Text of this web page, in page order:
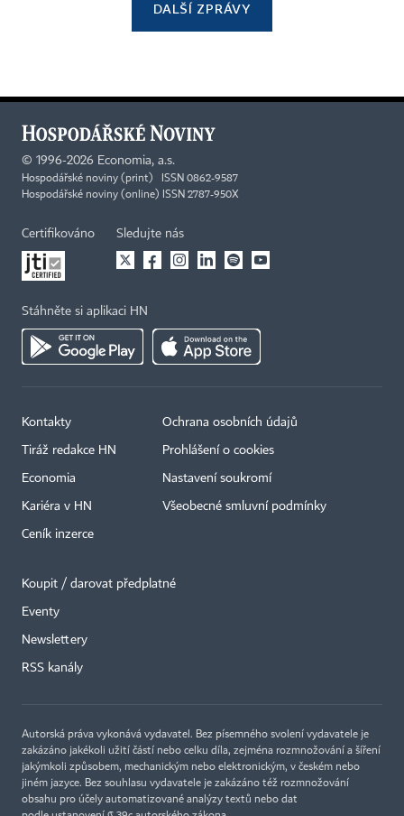
DALŠÍ ZPRÁVY
© 1996-2026 Economia, a.s.
Hospodářské noviny (print) ISSN 0862-9587
Hospodářské noviny (online) ISSN 2787-950X
Certifikováno Sledujte nás
Stáhněte si aplikaci HN
Kontakty
Tiráž redakce HN
Economia
Kariéra v HN
Ceník inzerce
Ochrana osobních údajů
Prohlášení o cookies
Nastavení soukromí
Všeobecné smluvní podmínky
Koupit / darovat předplatné
Eventy
Newslettery
RSS kanály
Autorská práva vykonává vydavatel. Bez písemného svolení vydavatele je
zakázáno jakékoli užití částí nebo celku díla, zejména rozmnožování a šíření
jakýmkoli způsobem, mechanickým nebo elektronickým, v českém nebo
jiném jazyce. Bez souhlasu vydavatele je zakázáno též rozmnožování
obsahu pro účely automatizované analýzy textů nebo dat